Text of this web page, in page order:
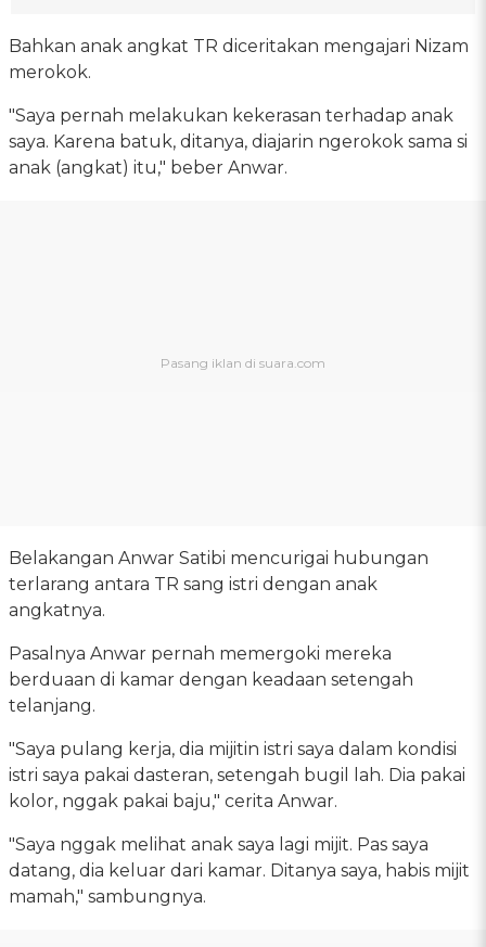
Bahkan anak angkat TR diceritakan mengajari Nizam
merokok.
"Saya pernah melakukan kekerasan terhadap anak
saya. Karena batuk, ditanya, diajarin ngerokok sama si
anak (angkat) itu," beber Anwar.
Belakangan Anwar Satibi mencurigai hubungan
terlarang antara TR sang istri dengan anak
angkatnya.
Pasalnya Anwar pernah memergoki mereka
berduaan di kamar dengan keadaan setengah
telanjang.
"Saya pulang kerja, dia mijitin istri saya dalam kondisi
istri saya pakai dasteran, setengah bugil lah. Dia pakai
kolor, nggak pakai baju," cerita Anwar.
"Saya nggak melihat anak saya lagi mijit. Pas saya
datang, dia keluar dari kamar. Ditanya saya, habis mijit
mamah," sambungnya.